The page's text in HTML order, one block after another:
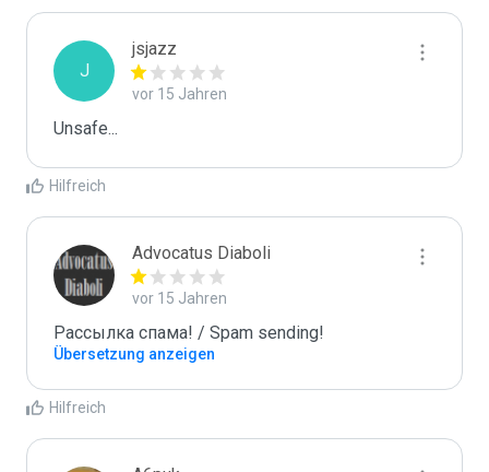
J
jsjazz
vor 15 Jahren
Unsafe...
Hilfreich
Advocatus Diaboli
vor 15 Jahren
Рассылка спама! / Spam sending!
Übersetzung anzeigen
Hilfreich